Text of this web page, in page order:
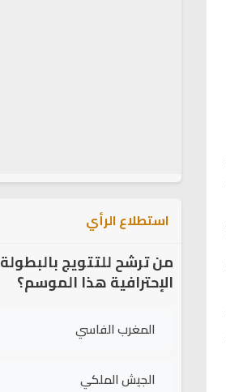
استطلاع الرأي
من ترشح للتتويج بالبطولة
الإحترافية هذا الموسم؟
المغرب الفاسي
الجيش الملكي